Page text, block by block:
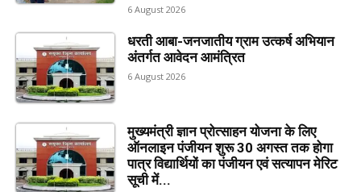
6 August 2026
धरती आबा-जनजातीय ग्राम उत्कर्ष अभियान
अंतर्गत आवेदन आमंत्रित
6 August 2026
मुख्यमंत्री ज्ञान प्रोत्साहन योजना के लिए
ऑनलाइन पंजीयन शुरू 30 अगस्त तक होगा
पात्र विद्यार्थियों का पंजीयन एवं सत्यापन मेरिट
सूची में...